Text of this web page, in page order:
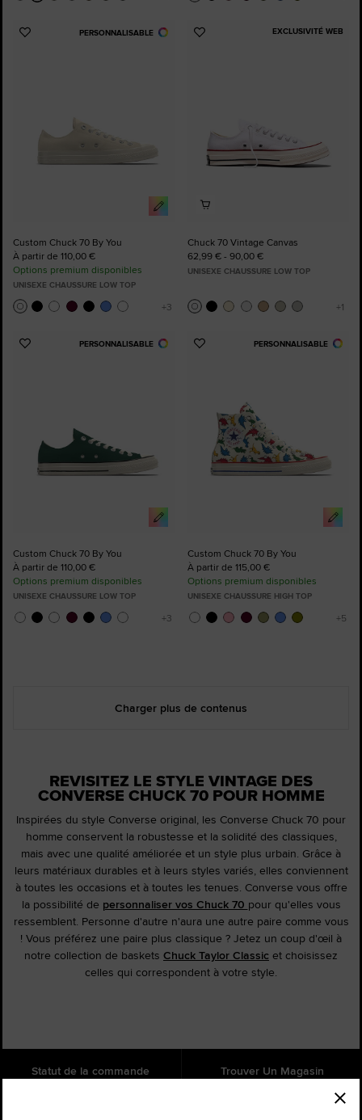
PERSONNALISABLE
Ajouter
Custom Chuck 70 By You
À partir de 110,00 €
Options premium disponibles
UNISEXE CHAUSSURE LOW TOP
EXCLUSIVITÉ WEB
Ajouter
Chuck 70 Vintage Canvas
62,99 € - 90,00 €
UNISEXE CHAUSSURE LOW TOP
PERSONNALISABLE
Ajouter
Custom Chuck 70 By You
À partir de 110,00 €
Options premium disponibles
UNISEXE CHAUSSURE LOW TOP
PERSONNALISABLE
Ajouter
Custom Chuck 70 By You
À partir de 115,00 €
Options premium disponibles
UNISEXE CHAUSSURE HIGH TOP
Charger plus de contenus
REVISITEZ LE STYLE VINTAGE DES
CONVERSE CHUCK 70 POUR HOMME
Inspirées du style Converse original, les Converse Chuck 70 pour
homme conservent la robustesse et la solidité des classiques,
mais avec une qualité améliorée et un style plus urbain. Grâce à
leurs matériaux durables et à leurs styles variés, elles conviennent
à toutes les occasions et à toutes les tenues. Converse vous offre
la possibilité de personnaliser vos Chuck 70 pour qu'elles vous
ressemblent. Personne d'autre n'aura une autre paire comme vous
! Vous préférez une paire plus classique ? Jetez un coup d'œil à
notre collection de baskets Chuck Taylor Classic et choisissez
celles qui correspondent à votre style.
Statut de la commande Trouver Un Magasin